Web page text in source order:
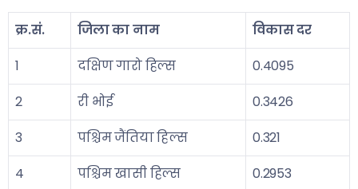
क्र.सं. जिला का नाम
विकास दर
1
दक्षिण गारो हिल्स
0.4095
2
री भोई
0.3426
3
पश्चिम जैंतिया हिल्स
0.321
4
पश्चिम खासी हिल्स 0.2953